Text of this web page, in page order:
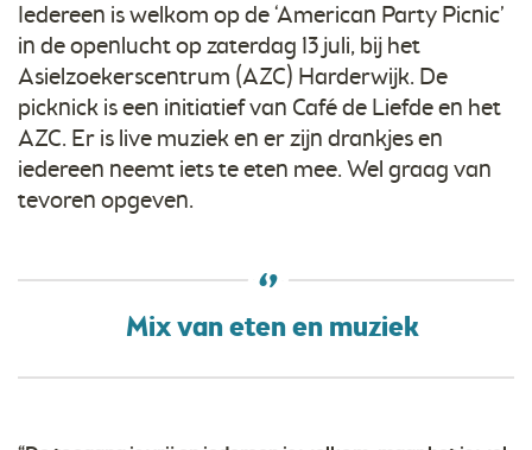
Iedereen is welkom op de ‘American Party Picnic’
in de openlucht op zaterdag 13 juli, bij het
Asielzoekerscentrum (AZC) Harderwijk. De
picknick is een initiatief van Café de Liefde en het
AZC. Er is live muziek en er zijn drankjes en
iedereen neemt iets te eten mee. Wel graag van
tevoren opgeven.
Mix van eten en muziek